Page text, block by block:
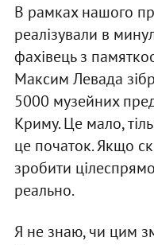
В рамках нашого
реалізували в
фахівець з
Максим Левада
5000 музейних
Криму. Це мало,
це початок. Якщо
зробити
реально.
Я не знаю, чи цим